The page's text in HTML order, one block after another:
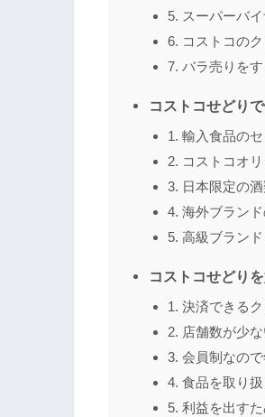
5. スーパーバ
6. コストコの
7. バラ売りをす
コストコせどり
1. 輸入食品の
2. コストコオ
3. 日本限定の
4. 海外ブラン
5. 高級ブラン
コストコせどり
1. 決済できる
2. 店舗数が少
3. 会員制なの
4. 食品を取り
5. 利益を出す